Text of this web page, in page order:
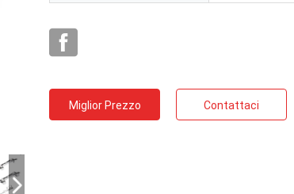
Miglior Prezzo Contattaci